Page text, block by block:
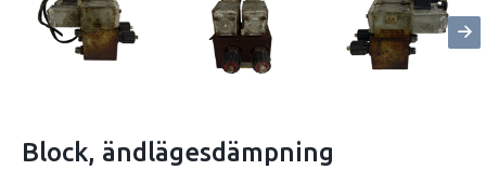
Block, ändlägesdämpning